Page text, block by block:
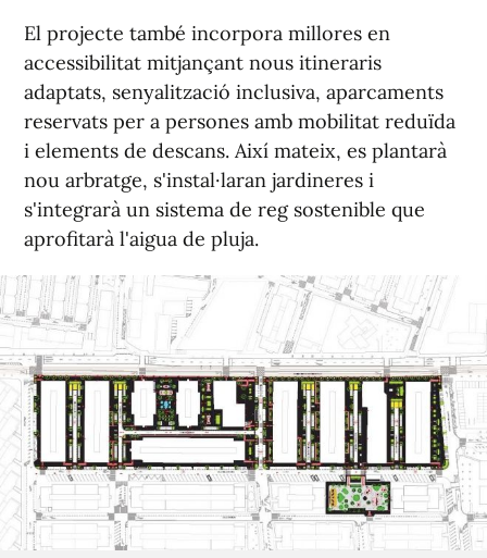
El projecte també incorpora millores en
accessibilitat mitjançant nous itineraris
adaptats, senyalització inclusiva, aparcaments
reservats per a persones amb mobilitat reduïda
i elements de descans. Així mateix, es plantarà
nou arbratge, s'instal·laran jardineres i
s'integrarà un sistema de reg sostenible que
aprofitarà l'aigua de pluja.